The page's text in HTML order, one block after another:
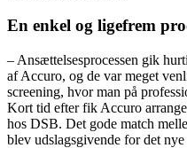
En enkel og ligefrem
– Ansættelsesprocessen gik
af Accuro, og de var meget
screening, hvor man på
Kort tid efter fik Accuro
hos DSB. Det gode match
blev udslagsgivende for det